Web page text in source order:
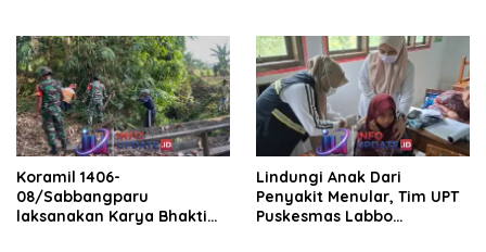
Koramil 1406-
08/Sabbangparu
laksanakan Karya Bhakti
Lindungi Anak Dari
Penyakit Menular, Tim UPT
Puskesmas Labbo